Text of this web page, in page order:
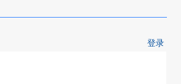
登录